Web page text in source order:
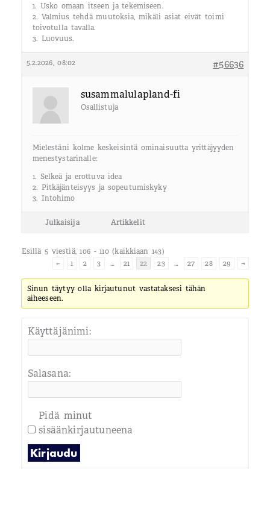
1. Usko omaan itseen ja tekemiseen.
2. Valmius tehdä muutoksia, mikäli asiat eivät toimi
toivotulla tavalla.
3. Luovuus.
5.2.2026, 08:02 #56636
susammalulapland-fi
Osallistuja
Mielestäni kolme keskeisintä ominaisuutta yrittäjyyden
menestystarinalle:
1. Selkeä ja erottuva idea
2. Pitkäjänteisyys ja sopeutumiskyky
3. Intohimo
Julkaisija Artikkelit
Esillä 5 viestiä, 106 - 110 (kaikkiaan 143)
←
1 2 3 … 21 22 23 … 27 28 29 →
Sinun täytyy olla kirjautunut vastataksesi tähän
aiheeseen.
Käyttäjänimi:
Salasana:
Pidä minut
sisäänkirjautuneena
Kirjaudu